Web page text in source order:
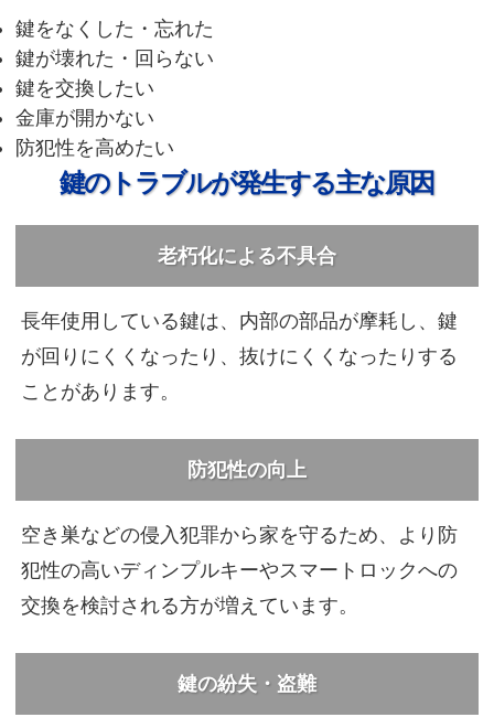
鍵をなくした・忘れた
鍵が壊れた・回らない
鍵を交換したい
金庫が開かない
防犯性を高めたい
鍵のトラブルが発生する主な原因
老朽化による不具合
長年使用している鍵は、内部の部品が摩耗し、鍵
が回りにくくなったり、抜けにくくなったりする
ことがあります。
防犯性の向上
空き巣などの侵入犯罪から家を守るため、より防
犯性の高いディンプルキーやスマートロックへの
交換を検討される方が増えています。
鍵の紛失・盗難